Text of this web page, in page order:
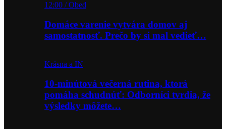
12:00 / Obed
Domáce varenie vytvára domov aj
samostatnosť. Prečo by si mal vedieť…
Krásna a IN
10-minútová večerná rutina, ktorá
pomáha schudnúť: Odborníci tvrdia, že
výsledky môžete…